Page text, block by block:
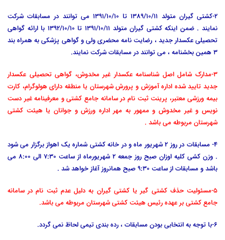
2-کشتی گیران متولد 1389/10/11 تا 1391/10/10 می توانند در مسابقات شرکت
نمایند . ضمن اینکه کشتی گیران متولد 1391/10/11 تا 1392/10/10 با ارائه گواهی
تحصیلی عکسدار جدید ، رضایت نامه محضری ولی و گواهی پزشکی به همراه بند
3 همین بخشنامه ، می توانند در مسابقات شرکت نمایند.
3-مدارک شامل اصل شناسنامه عکسدار غیر مخدوش، گواهی تحصیلی عکسدار
جدید تایید شده اداره آموزش و پرورش شهرستان یا منطقه دارای هولوگرام، کارت
بیمه ورزشی معتبر، پرینت ثبت نام در سامانه جامع کشتی و معرفینامه غیر دست
نویس و غیر مخدوش و ممهور به مهر اداره ورزش و جوانان یا هیئت کشتی
شهرستان مربوطه می باشد .
4- مسابقات در روز 2 شهریور ماه و در خانه کشتی شماره یک اهواز برگزار می شود
. وزن کشی کلیه اوزان صبح روز جمعه 2 شهریورماه از ساعت 7:30 الی 8:00 می
باشد و مسابقات از ساعت 9:30 صبح همانروز آغاز خواهد شد .
5-مسئولیت حذف کشتی گیر یا کشتی گیران به دلیل عدم ثبت نام در سامانه
جامع کشتی بر عهده رئیس هیئت کشتی شهرستان مربوطه می باشد.
6-با توجه به انتخابی بودن مسابقات ، رده بندی تیمی لحاظ نمی گردد.